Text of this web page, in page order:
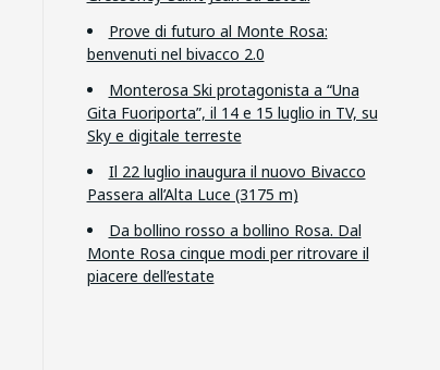
Prove di futuro al Monte Rosa:
benvenuti nel bivacco 2.0
Monterosa Ski protagonista a “Una
Gita Fuoriporta”, il 14 e 15 luglio in TV, su
Sky e digitale terreste
Il 22 luglio inaugura il nuovo Bivacco
Passera all’Alta Luce (3175 m)
Da bollino rosso a bollino Rosa. Dal
Monte Rosa cinque modi per ritrovare il
piacere dell’estate